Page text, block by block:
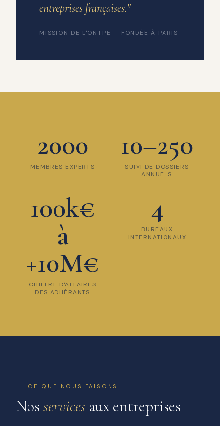
entreprises françaises."
MISSION DE L'ONTPE — FONDÉE À PARIS
2000
MEMBRES EXPERTS
10–250
SUIVI DE DOSSIERS
ANNUELS
100k€
à
+10M€
CHIFFRE D'AFFAIRES
DES ADHÉRANTS
4
BUREAUX
INTERNATIONAUX
CE QUE NOUS FAISONS
Nos services aux entreprises